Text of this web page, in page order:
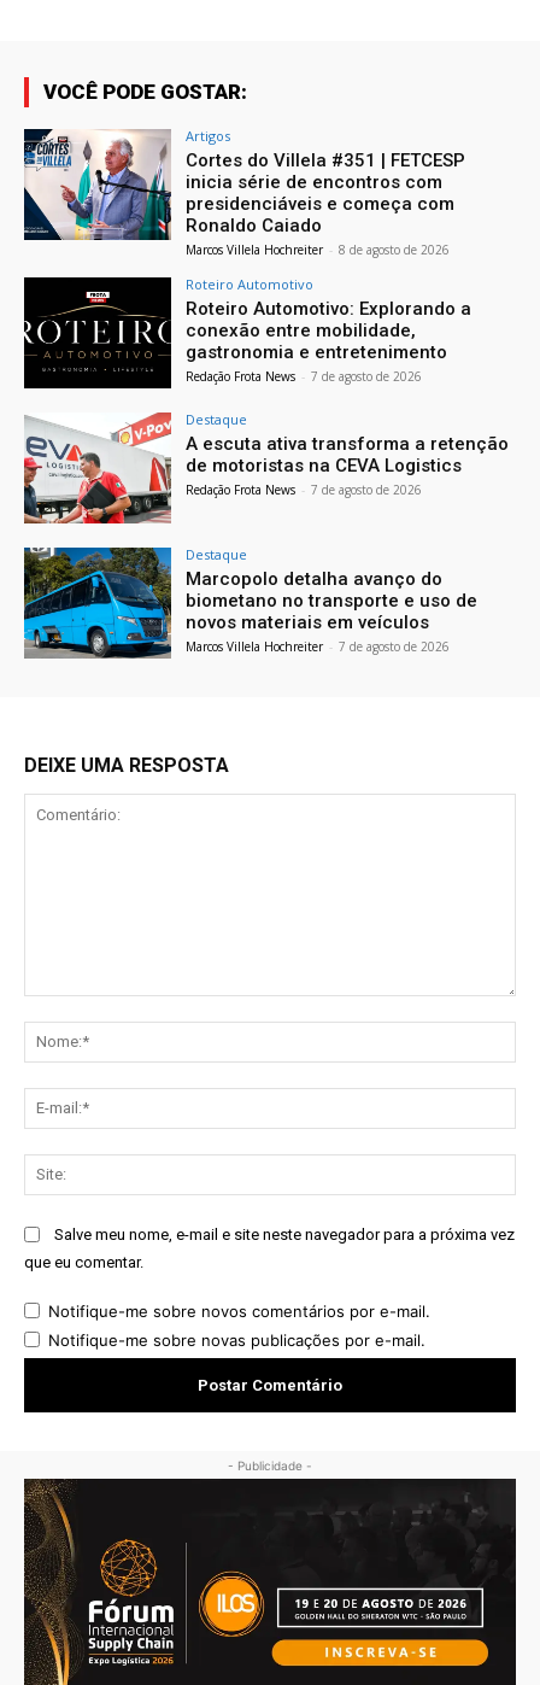
VOCÊ PODE GOSTAR:
Artigos
Cortes do Villela #351 | FETCESP
inicia série de encontros com
presidenciáveis e começa com
Ronaldo Caiado
Marcos Villela Hochreiter - 8 de agosto de 2026
Roteiro Automotivo
Roteiro Automotivo: Explorando a
conexão entre mobilidade,
gastronomia e entretenimento
Redação Frota News - 7 de agosto de 2026
Destaque
A escuta ativa transforma a retenção
de motoristas na CEVA Logistics
Redação Frota News - 7 de agosto de 2026
Destaque
Marcopolo detalha avanço do
biometano no transporte e uso de
novos materiais em veículos
Marcos Villela Hochreiter - 7 de agosto de 2026
DEIXE UMA RESPOSTA
Salve meu nome, e-mail e site neste navegador para a próxima vez
que eu comentar.
Notifique-me sobre novos comentários por e-mail.
Notifique-me sobre novas publicações por e-mail.
- Publicidade -